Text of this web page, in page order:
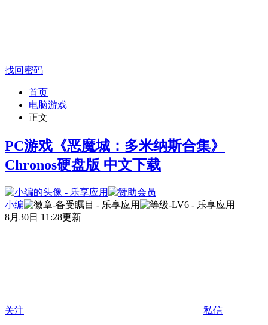
找回密码
首页
电脑游戏
正文
PC游戏《恶魔城：多米纳斯合集》
Chronos硬盘版 中文下载
小编
8月30日 11:28更新
关注 私信